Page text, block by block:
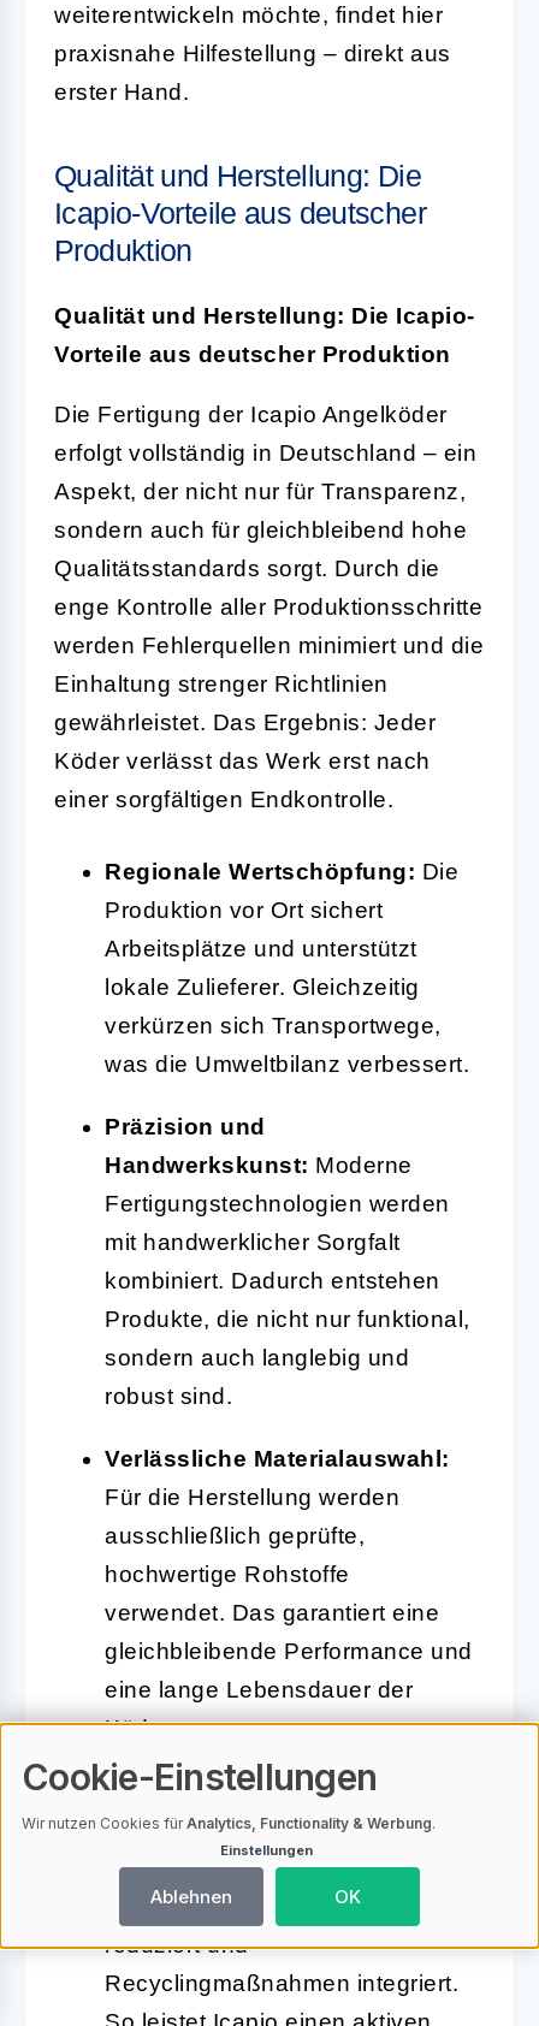
weiterentwickeln möchte, findet hier
praxisnahe Hilfestellung – direkt aus
erster Hand.
Qualität und Herstellung: Die
Icapio-Vorteile aus deutscher
Produktion
Qualität und Herstellung: Die Icapio-
Vorteile aus deutscher Produktion
Die Fertigung der Icapio Angelköder
erfolgt vollständig in Deutschland – ein
Aspekt, der nicht nur für Transparenz,
sondern auch für gleichbleibend hohe
Qualitätsstandards sorgt. Durch die
enge Kontrolle aller Produktionsschritte
werden Fehlerquellen minimiert und die
Einhaltung strenger Richtlinien
gewährleistet. Das Ergebnis: Jeder
Köder verlässt das Werk erst nach
einer sorgfältigen Endkontrolle.
Regionale Wertschöpfung: Die
Produktion vor Ort sichert
Arbeitsplätze und unterstützt
lokale Zulieferer. Gleichzeitig
verkürzen sich Transportwege,
was die Umweltbilanz verbessert.
Präzision und
Handwerkskunst: Moderne
Fertigungstechnologien werden
mit handwerklicher Sorgfalt
kombiniert. Dadurch entstehen
Produkte, die nicht nur funktional,
sondern auch langlebig und
robust sind.
Verlässliche Materialauswahl:
Für die Herstellung werden
ausschließlich geprüfte,
hochwertige Rohstoffe
verwendet. Das garantiert eine
gleichbleibende Performance und
eine lange Lebensdauer der
Köder.
Nachhaltige
Produktionsprozesse:
Ressourcen werden effizient
eingesetzt, Abfälle konsequent
reduziert und
Recyclingmaßnahmen integriert.
Cookie-Einstellungen
Wir nutzen Cookies fürAnalytics, Functionality & Werbung.
Einstellungen
Ablehnen OK